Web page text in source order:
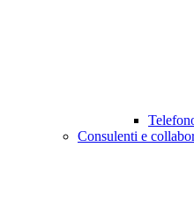
Consulenti e